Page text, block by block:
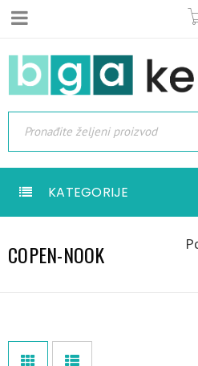
KATEGORIJE
COPEN-NOOK